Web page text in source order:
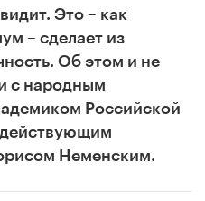
Это – как
– сделает из
Об этом и не
с народным
Российской
Неменским.